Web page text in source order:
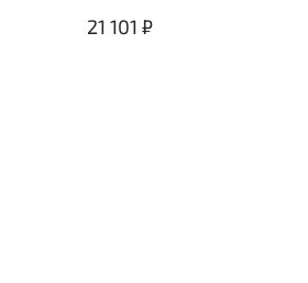
21 101 ₽